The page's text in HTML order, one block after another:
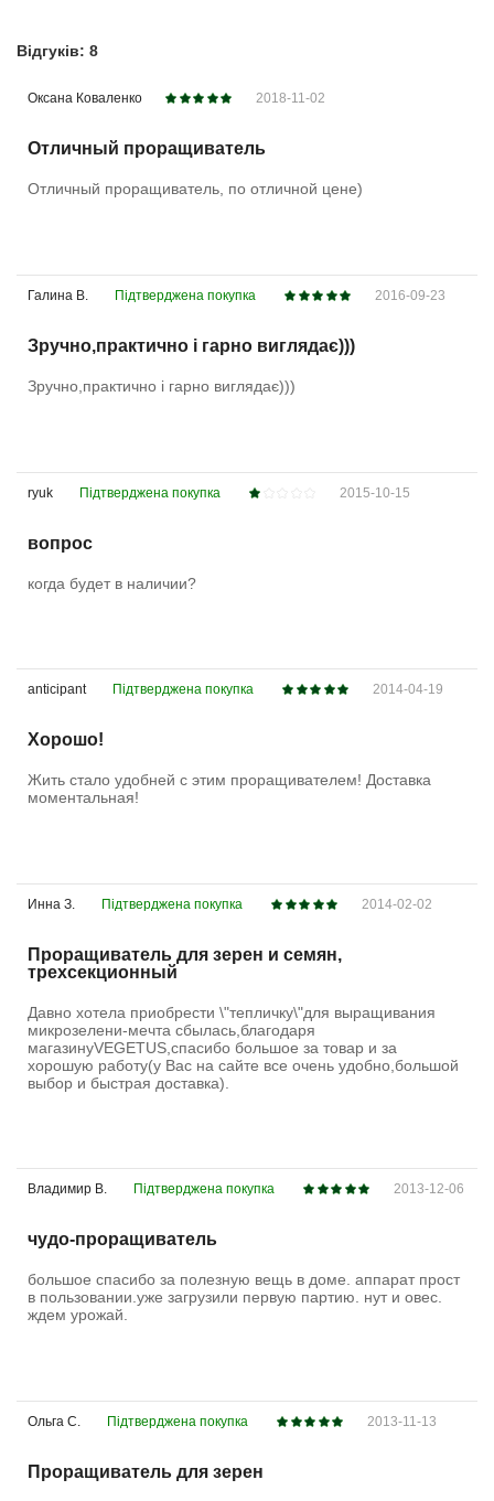
Відгуків: 8
Оксана Коваленко 2018-11-02
Отличный проращиватель
Отличный проращиватель, по отличной цене)
Галина В. Підтверджена покупка 2016-09-23
Зручно,практично і гарно виглядає)))
Зручно,практично і гарно виглядає)))
ryuk Підтверджена покупка 2015-10-15
вопрос
когда будет в наличии?
anticipant Підтверджена покупка 2014-04-19
Хорошо!
Жить стало удобней с этим проращивателем! Доставка
моментальная!
Инна З. Підтверджена покупка 2014-02-02
Проращиватель для зерен и семян,
трехсекционный
Давно хотела приобрести \"тепличку\"для выращивания
микрозелени-мечта сбылась,благодаря
магазинуVEGETUS,спасибо большое за товар и за
хорошую работу(у Вас на сайте все очень удобно,большой
выбор и быстрая доставка).
Владимир В. Підтверджена покупка 2013-12-06
чудо-проращиватель
большое спасибо за полезную вещь в доме. аппарат прост
в пользовании.уже загрузили первую партию. нут и овес.
ждем урожай.
Ольга С. Підтверджена покупка 2013-11-13
Проращиватель для зерен